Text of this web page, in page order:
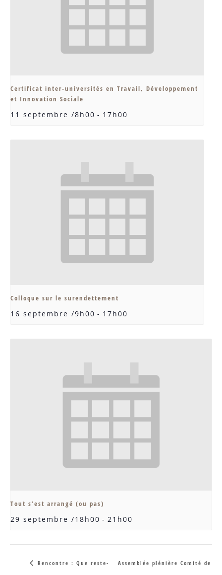
Certificat inter-universités en Travail, Développement
et Innovation Sociale
11 septembre /8h00 - 17h00
Colloque sur le surendettement
16 septembre /9h00 - 17h00
Tout s’est arrangé (ou pas)
29 septembre /18h00 - 21h00
Rencontre : Que reste- Assemblée plénière Comité de